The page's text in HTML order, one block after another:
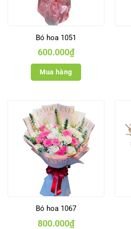
Bó hoa 1051
600.000₫
Mua hàng
Bó hoa 1067
800.000₫